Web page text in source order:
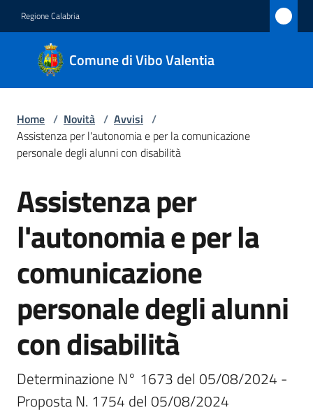
Regione Calabria
Comune di Vibo Valentia
Comune
di Vibo
Valentia
Amministrazione
Novità
Menu selezionato
Servizi
Vivere
Vibo
A
l
Home / Novità / Avvisi /
Assistenza per l'autonomia e per la comunicazione
personale degli alunni con disabilità
Salta al contenuto
Assistenza per
l'autonomia e per la
comunicazione
personale degli alunni
con disabilità
Determinazione N° 1673 del 05/08/2024 -
Proposta N. 1754 del 05/08/2024